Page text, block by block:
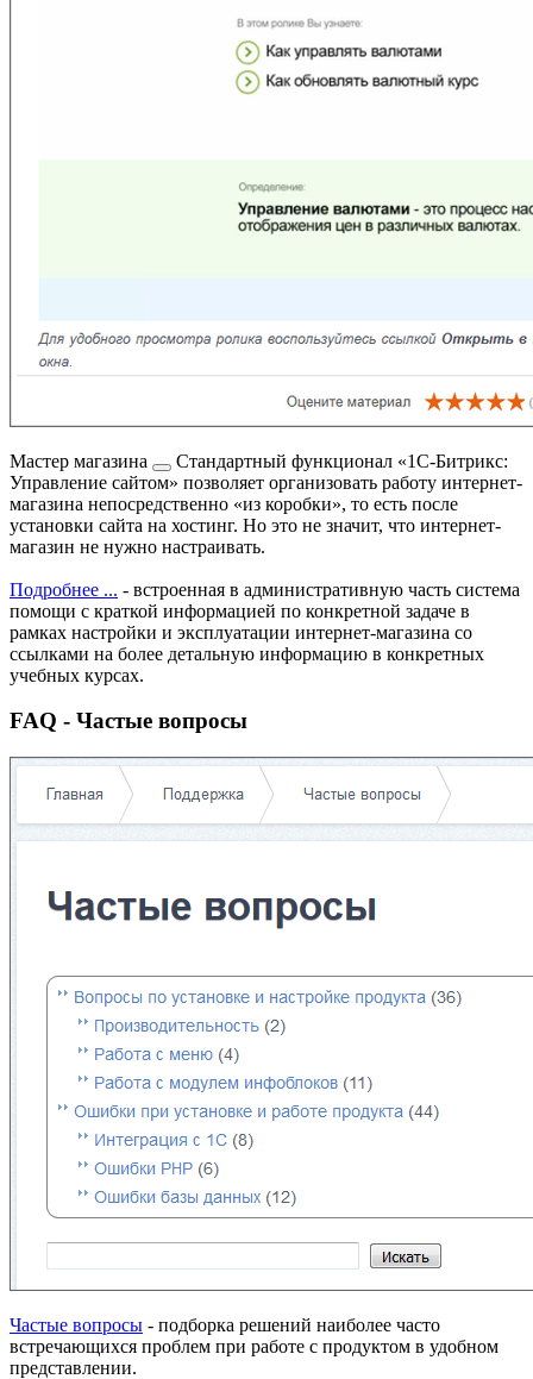
Мастер магазина
Стандартный функционал «1С-Битрикс:
Управление сайтом» позволяет организовать работу интернет-
магазина непосредственно «из коробки», то есть после
установки сайта на хостинг. Но это не значит, что интернет-
магазин не нужно настраивать.
Подробнее ... - встроенная в административную часть система
помощи с краткой информацией по конкретной задаче в
рамках настройки и эксплуатации интернет-магазина со
ссылками на более детальную информацию в конкретных
учебных курсах.
FAQ - Частые вопросы
Частые вопросы - подборка решений наиболее часто
встречающихся проблем при работе с продуктом в удобном
представлении.